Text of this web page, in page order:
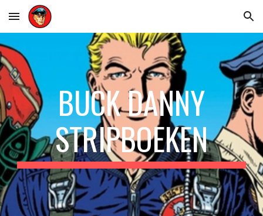
Skip to main content Skip to navigation
BUCK DANNY
STRIPBOEKEN